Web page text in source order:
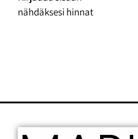
nähdäksesi hinnat